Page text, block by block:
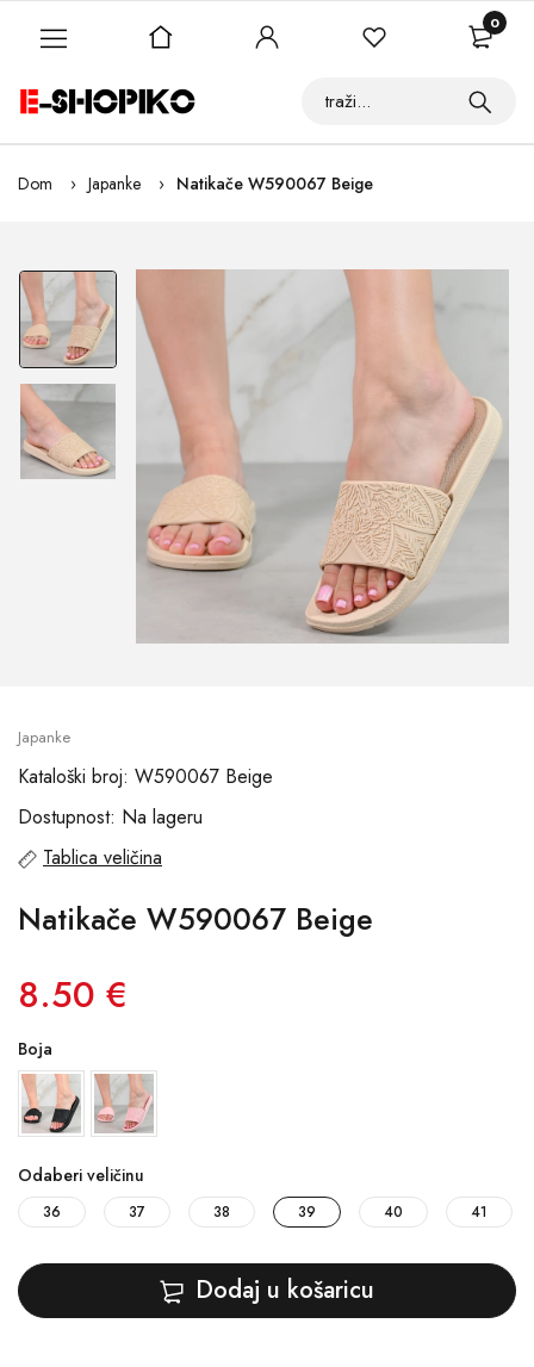
Dom Japanke Natikače W590067 Beige
Japanke
Kataloški broj: W590067 Beige
Dostupnost: Na lageru
Tablica veličina
Natikače W590067 Beige
8.50 €
Boja
Odaberi veličinu
36 37 38 39 40 41
Dodaj u košaricu
0